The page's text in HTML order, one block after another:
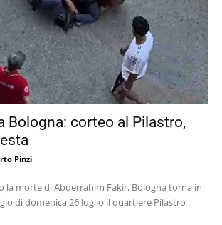
Bologna: corteo al Pilastro,
Pinzi
la morte di Abderrahim Fakir, Bologna torna in
di domenica 26 luglio il quartiere Pilastro